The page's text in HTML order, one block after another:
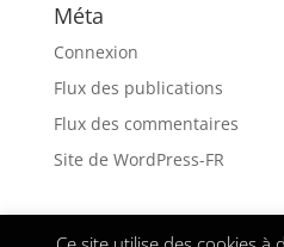
Méta
Connexion
Flux des publications
Flux des commentaires
Site de WordPress-FR